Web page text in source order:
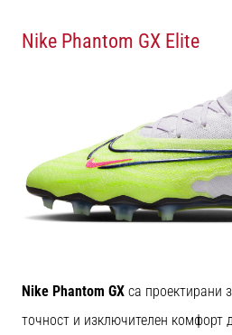
Nike Phantom GX Elite
Nike Phantom GX са проектирани
точност и изключителен комфорт